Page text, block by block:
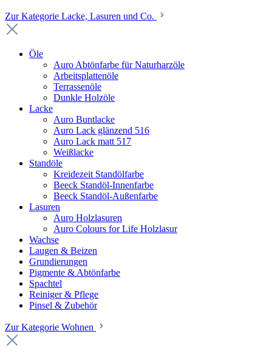
Zur Kategorie Lacke, Lasuren und Co.
Öle
Auro Abtönfarbe für Naturharzöle
Arbeitsplattenöle
Terrassenöle
Dunkle Holzöle
Lacke
Auro Buntlacke
Auro Lack glänzend 516
Auro Lack matt 517
Weißlacke
Standöle
Kreidezeit Standölfarbe
Beeck Standöl-Innenfarbe
Beeck Standöl-Außenfarbe
Lasuren
Auro Holzlasuren
Auro Colours for Life Holzlasur
Wachse
Laugen & Beizen
Grundierungen
Pigmente & Abtönfarbe
Spachtel
Reiniger & Pflege
Pinsel & Zubehör
Zur Kategorie Wohnen